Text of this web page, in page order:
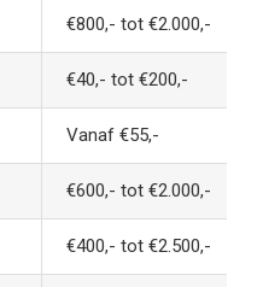
€800,- tot €2.000,-
€40,- tot €200,-
Vanaf €55,-
€600,- tot €2.000,-
€400,- tot €2.500,-